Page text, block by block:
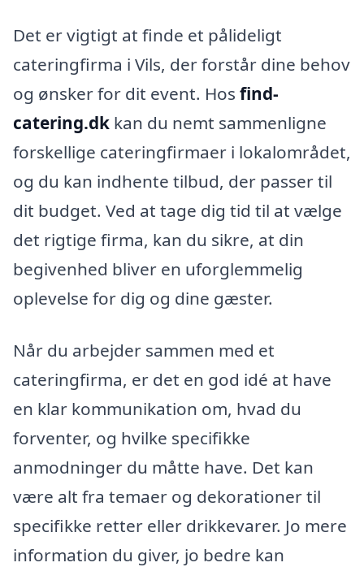
Det er vigtigt at finde et pålideligt
cateringfirma i Vils, der forstår dine behov
og ønsker for dit event. Hos find-
catering.dk kan du nemt sammenligne
forskellige cateringfirmaer i lokalområdet,
og du kan indhente tilbud, der passer til
dit budget. Ved at tage dig tid til at vælge
det rigtige firma, kan du sikre, at din
begivenhed bliver en uforglemmelig
oplevelse for dig og dine gæster.
Når du arbejder sammen med et
cateringfirma, er det en god idé at have
en klar kommunikation om, hvad du
forventer, og hvilke specifikke
anmodninger du måtte have. Det kan
være alt fra temaer og dekorationer til
specifikke retter eller drikkevarer. Jo mere
information du giver, jo bedre kan